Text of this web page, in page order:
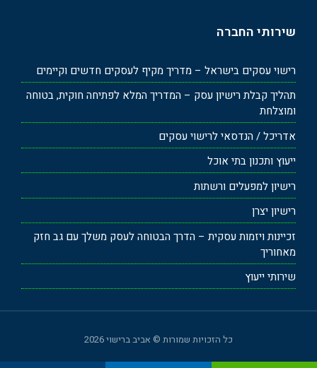
שירותי החברה
רישוי עסקים בישראל – מדריך מקיף לעסקים חדשים וקיימים
תהליך קבלת רישיון עסק – המדריך המלא לפתיחה חוקית, בטוחה
ומוצלחת
אדריכל / הנדסאי לרישוי עסקים
ייעוץ ותכנון בתי אוכל
רישיון למפעלים ורשתות
רישיון יצרן
זכיינות ויזמות עסקית – הדרך הבטוחה לעסק משלך עם גב חזק
מאחוריך
שירותי ייעוץ
כל הזכויות שמורות © אביב ברישוי 2026